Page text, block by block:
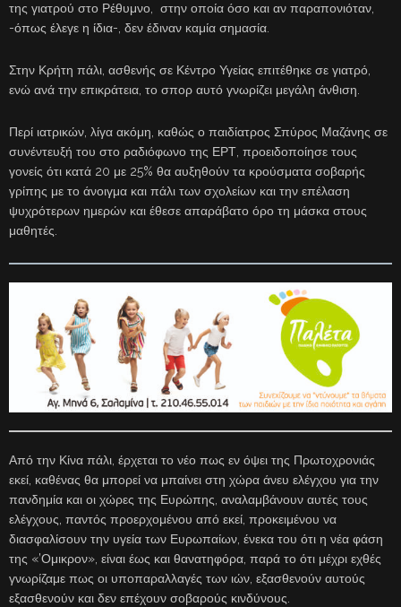
της γιατρού στο Ρέθυμνο, στην οποία όσο και αν παραπονιόταν,
-όπως έλεγε η ίδια-, δεν έδιναν καμία σημασία.
Στην Κρήτη πάλι, ασθενής σε Κέντρο Υγείας επιτέθηκε σε γιατρό,
ενώ ανά την επικράτεια, το σπορ αυτό γνωρίζει μεγάλη άνθιση.
Περί ιατρικών, λίγα ακόμη, καθώς ο παιδίατρος Σπύρος Μαζάνης σε
συνέντευξή του στο ραδιόφωνο της ΕΡΤ, προειδοποίησε τους
γονείς ότι κατά 20 με 25% θα αυξηθούν τα κρούσματα σοβαρής
γρίπης με το άνοιγμα και πάλι των σχολείων και την επέλαση
ψυχρότερων ημερών και έθεσε απαράβατο όρο τη μάσκα στους
μαθητές.
Από την Κίνα πάλι, έρχεται το νέο πως εν όψει της Πρωτοχρονιάς
εκεί, καθένας θα μπορεί να μπαίνει στη χώρα άνευ ελέγχου για την
πανδημία και οι χώρες της Ευρώπης, αναλαμβάνουν αυτές τους
ελέγχους, παντός προερχομένου από εκεί, προκειμένου να
διασφαλίσουν την υγεία των Ευρωπαίων, ένεκα του ότι η νέα φάση
της «’Ομικρον», είναι έως και θανατηφόρα, παρά το ότι μέχρι εχθές
γνωρίζαμε πως οι υποπαραλλαγές των ιών, εξασθενούν αυτούς
εξασθενούν και δεν επέχουν σοβαρούς κινδύνους.